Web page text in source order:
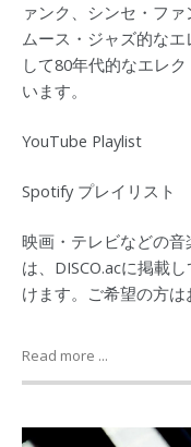
ァンク、シンセ・フ
ムース・ジャズ的な
して80年代的なエレ
います。
YouTube Playlist
Spotify プレイリスト
映画・テレビなどの
は、DISCO.acに掲載
けます。ご希望の方
Read more ...